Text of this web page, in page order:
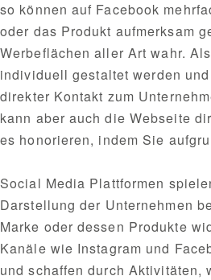
so können auf Facebook
oder das Produkt aufmerksam
Werbeflächen aller Art wahr.
individuell gestaltet werden
direkter Kontakt zum
kann aber auch die Webseite
es honorieren, indem Sie
Social Media Plattformen
Darstellung der Unternehmen
Marke oder dessen Produkte
Kanäle wie Instagram und
und schaffen durch Aktivitäten,